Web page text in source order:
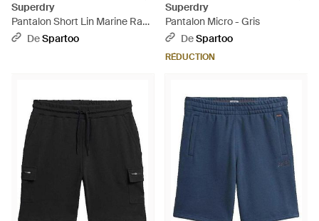
Superdry
Pantalon Short Lin Marine Rayé
- Gris
DeSpartoo
Superdry
Pantalon Micro - Gris
DeSpartoo
RÉDUCTION